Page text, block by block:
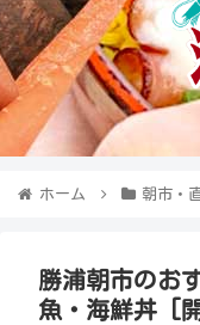
ホーム 朝市・
勝浦朝市のお
魚・海鮮丼 [